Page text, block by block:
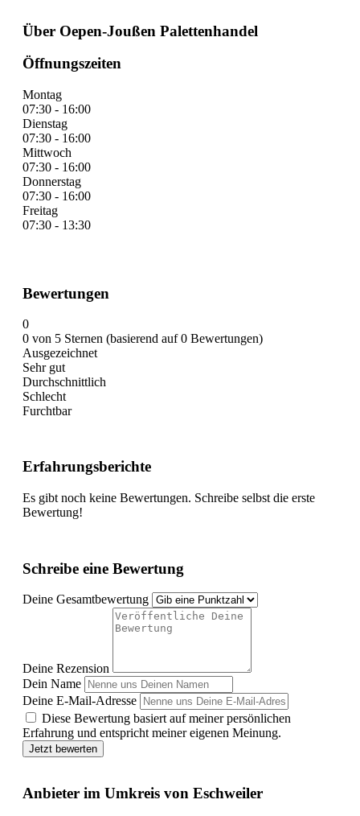
Über Oepen-Joußen Palettenhandel
Öffnungszeiten
Montag
07:30 - 16:00
Dienstag
07:30 - 16:00
Mittwoch
07:30 - 16:00
Donnerstag
07:30 - 16:00
Freitag
07:30 - 13:30
Bewertungen
0
0 von 5 Sternen (basierend auf 0 Bewertungen)
Ausgezeichnet
Sehr gut
Durchschnittlich
Schlecht
Furchtbar
Erfahrungsberichte
Es gibt noch keine Bewertungen. Schreibe selbst die erste
Bewertung!
Schreibe eine Bewertung
Deine Gesamtbewertung
Deine Rezension
Dein Name
Deine E-Mail-Adresse
Diese Bewertung basiert auf meiner persönlichen
Erfahrung und entspricht meiner eigenen Meinung.
Jetzt bewerten
Anbieter im Umkreis von Eschweiler